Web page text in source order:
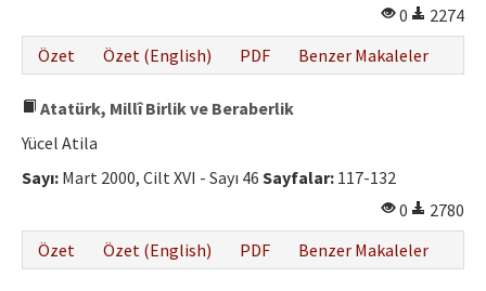
0
2274
Özet
Özet (English) PDF Benzer Makaleler
Atatürk, Millî Birlik ve Beraberlik
Yücel Atila
Sayı: Mart 2000, Cilt XVI - Sayı 46 Sayfalar: 117-132
0
2780
Özet
Özet (English) PDF Benzer Makaleler